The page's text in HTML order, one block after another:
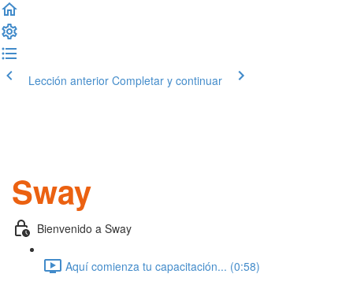
Lección anterior Completar y continuar
Sway
Bienvenido a Sway
Aquí comienza tu capacitación... (0:58)